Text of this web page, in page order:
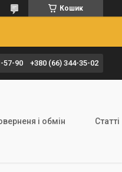
Кошик
57-90 +380 (66) 344-35-02
і обмін Статті